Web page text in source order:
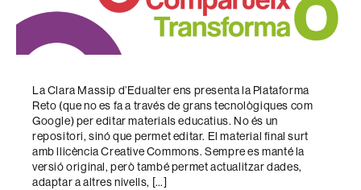
La Clara Massip d’Edualter ens presenta la Plataforma
Reto (que no es fa a través de grans tecnològiques com
Google) per editar materials educatius. No és un
repositori, sinó que permet editar. El material final surt
amb llicència Creative Commons. Sempre es manté la
versió original, però també permet actualitzar dades,
adaptar a altres nivells, […]